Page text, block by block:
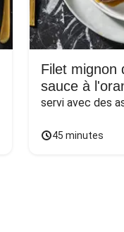
Filet mignon
sauce à
servi avec des
45 minutes